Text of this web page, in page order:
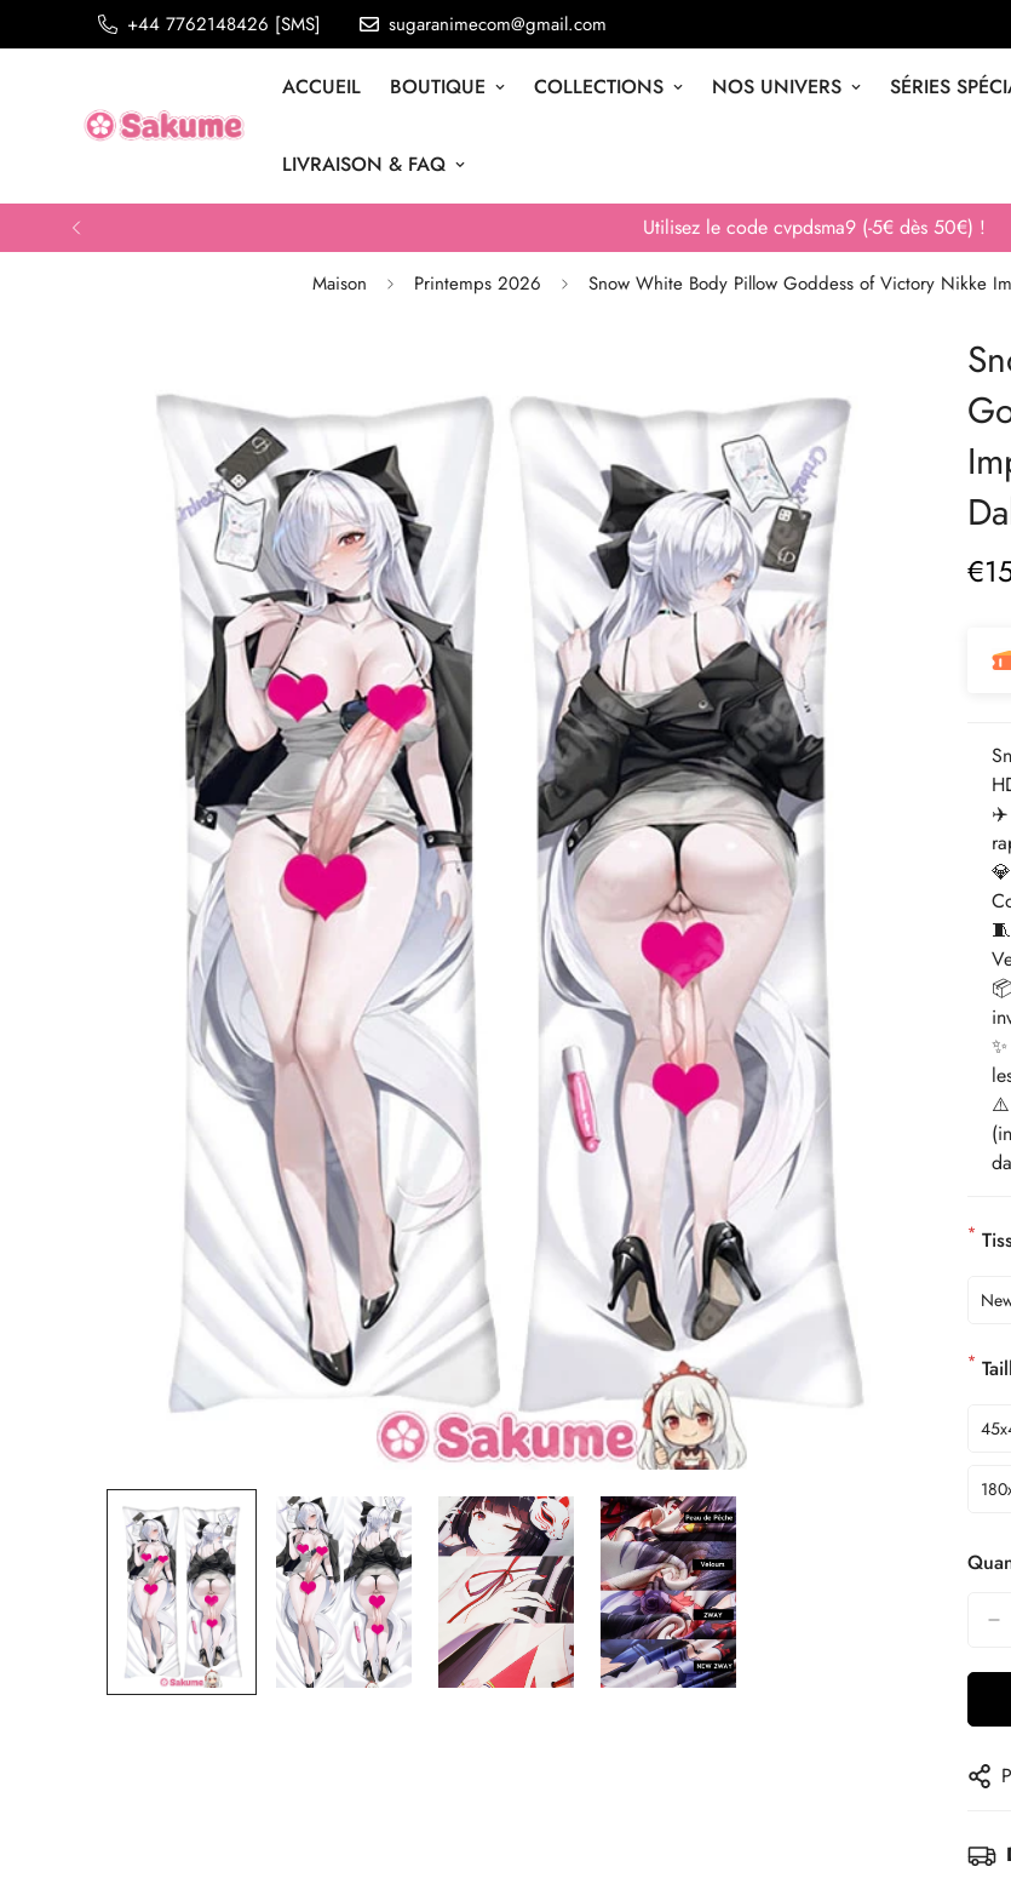
+44 7762148426 [SMS] sugaranimecom@gmail.com
ACCUEIL BOUTIQUE COLLECTIONS NOS UNIVERS SÉRIES
LIVRAISON & FAQ
Utilisez le code cvpdsma9 (-5€ dès 50€) !
Maison Printemps 2026 Snow White Body Pillow Goddess of Victory Nikke
Prix
€
✈️
⚠️
*
*